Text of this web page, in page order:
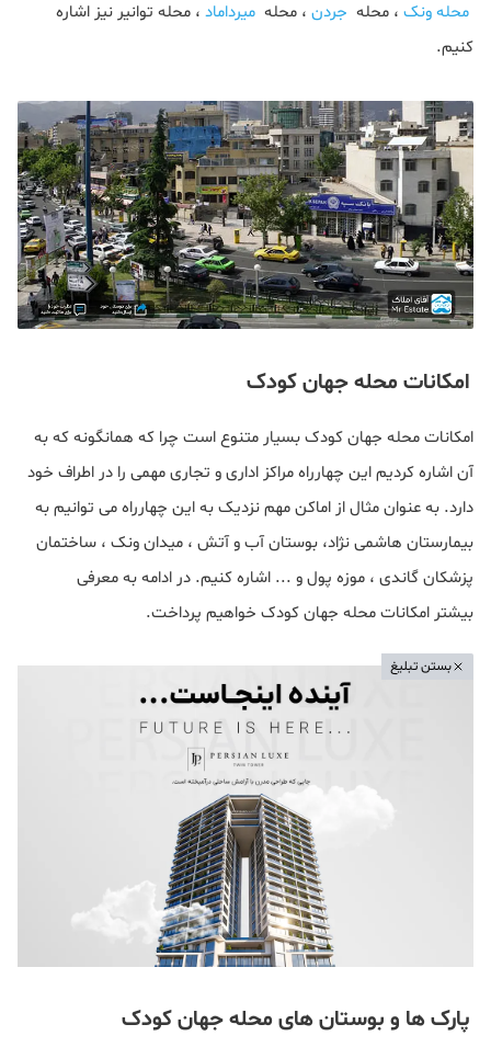
محله ونک ، محله جردن ، محله میرداماد ، محله توانیر نیز اشاره
کنیم.
امکانات محله جهان کودک
امکانات محله جهان کودک بسیار متنوع است چرا که همانگونه که به
آن اشاره کردیم این چهارراه مراکز اداری و تجاری مهمی را در اطراف خود
دارد. به عنوان مثال از اماکن مهم نزدیک به این چهارراه می توانیم به
بیمارستان هاشمی نژاد، بوستان آب و آتش ، میدان ونک ، ساختمان
پزشکان گاندی ، موزه پول و ... اشاره کنیم. در ادامه به معرفی
بیشتر امکانات محله جهان کودک خواهیم پرداخت.
بستن تبلیغ
پارک ها و بوستان های محله جهان کودک